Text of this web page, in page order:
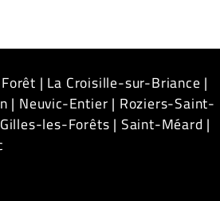
| La Croisille-sur-Briance |
| Neuvic-Entier| Roziers-Saint-
les-Forêts| Saint-Méard |